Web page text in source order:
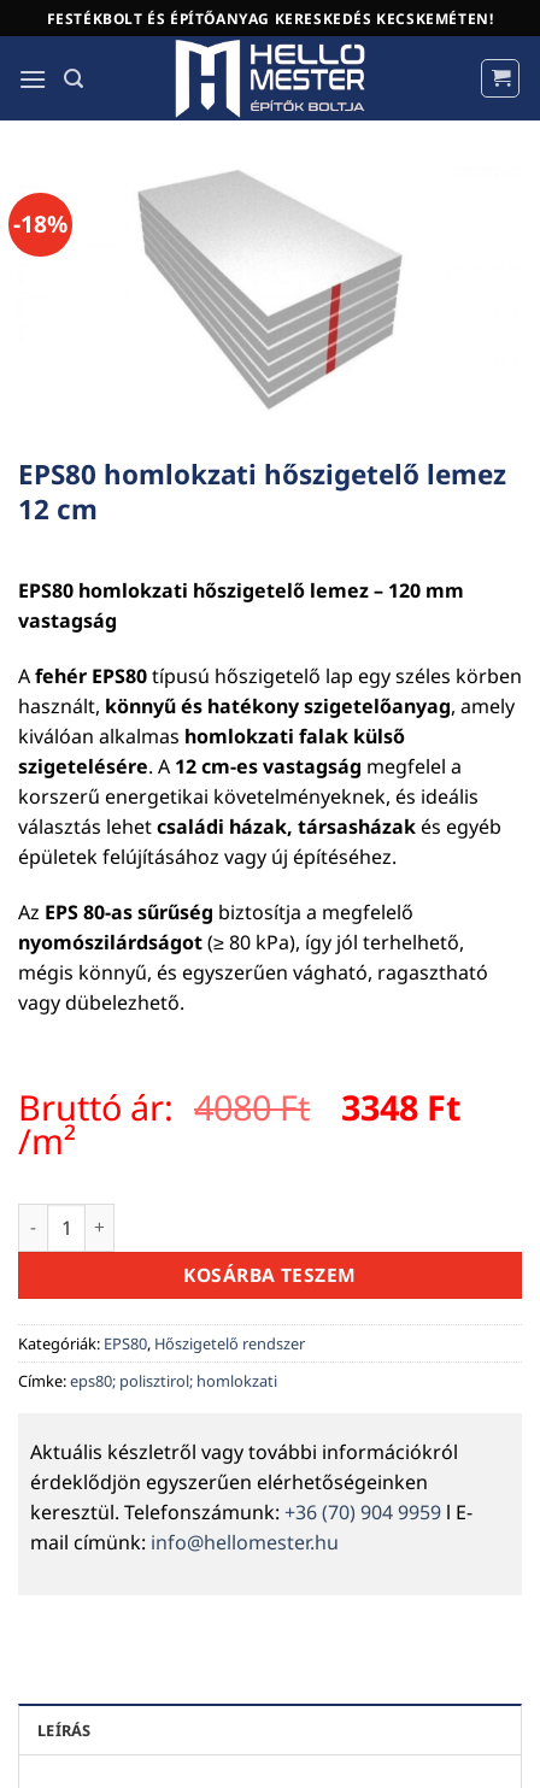
to
content
FESTÉKBOLT ÉS ÉPÍTŐANYAG KERESKEDÉS KECSKEMÉTEN!
-18%
EPS80 homlokzati hőszigetelő lemez
12 cm
EPS80 homlokzati hőszigetelő lemez – 120 mm
vastagság
Afehér EPS80típusú hőszigetelő lap egy széles körben
használt, könnyű és hatékony szigetelőanyag, amely
kiválóan alkalmas homlokzati falak külső
szigetelésére. A 12 cm-es vastagság megfelel a
korszerű energetikai követelményeknek, és ideális
választás lehetcsaládi házak, társasházakés egyéb
épületek felújításához vagy új építéséhez.
Az EPS 80-as sűrűség biztosítja a megfelelő
nyomószilárdságot(≥ 80 kPa), így jól terhelhető,
mégis könnyű, és egyszerűen vágható, ragasztható
vagy dübelezhető.
Bruttó ár: 4080Ft Original
3348 Ft
/m²
EPS80 homlokzati hőszigetelő lemez 12 cm mennyiség
KOSÁRBA TESZEM
Kategóriák: EPS80, Hőszigetelő rendszer
Címke:eps80; polisztirol; homlokzati
Aktuális készletről vagy további információkról
érdeklődjön egyszerűen elérhetőségeinken
keresztül. Telefonszámunk: +36 (70) 904 9959 l E-
mail címünk: info@hellomester.hu
LEÍRÁS